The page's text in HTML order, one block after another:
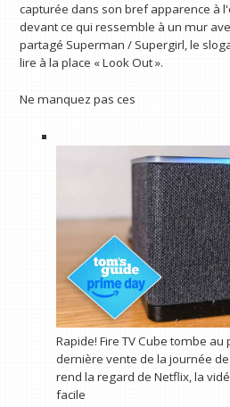
capturée dans son bref apparence à
devant ce qui ressemble à un mur
partagé Superman / Supergirl, le
lire à la place « Look Out ».
Ne manquez pas ces
Rapide! Fire TV Cube tombe au
dernière vente de la journée
rend la regard de Netflix, la
facile